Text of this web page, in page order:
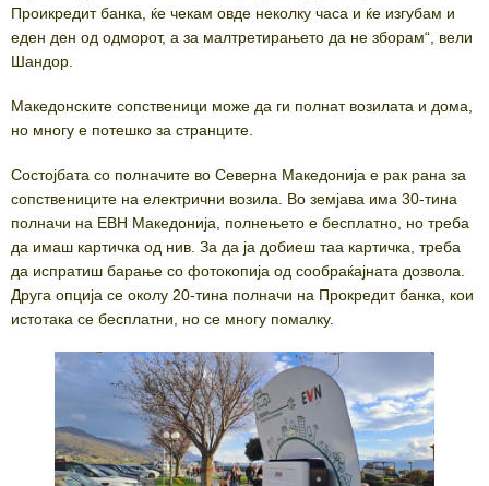
Проикредит банка, ќе чекам овде неколку часа и ќе изгубам и
еден ден од одморот, а за малтретирањето да не зборам“, вели
Шандор.
Македонските сопственици може да ги полнат возилата и дома,
но многу е потешко за странците.
Состојбата со полначите во Северна Македонија е рак рана за
сопствениците на електрични возила. Во земјава има 30-тина
полначи на ЕВН Македонија, полнењето е бесплатно, но треба
да имаш картичка од нив. За да ја добиеш таа картичка, треба
да испратиш барање со фотокопија од сообраќајната дозвола.
Друга опција се околу 20-тина полначи на Прокредит банка, кои
истотака се бесплатни, но се многу помалку.